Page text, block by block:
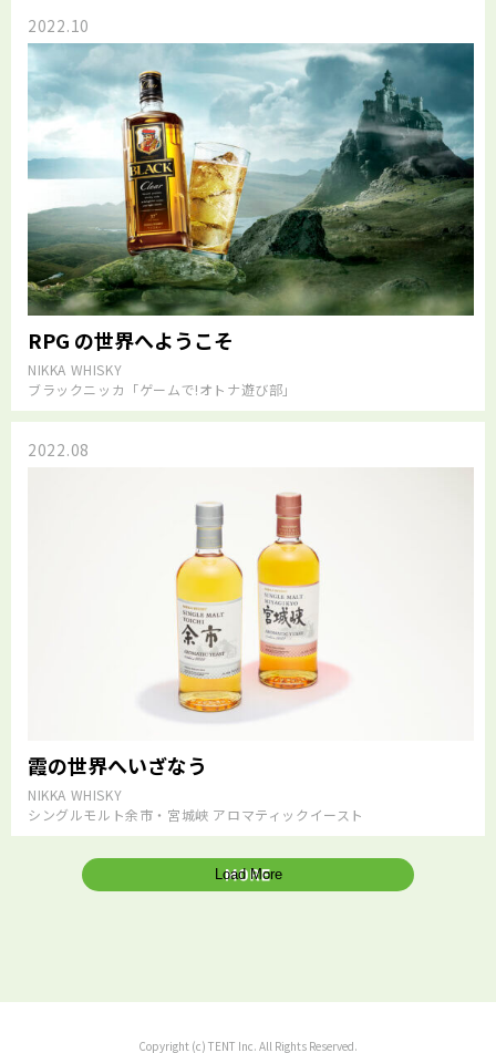
2022.10
RPG の世界へようこそ
NIKKA WHISKY
ブラックニッカ「ゲームで!オトナ遊び部」
2022.08
霞の世界へいざなう
NIKKA WHISKY
シングルモルト余市・宮城峡 アロマティックイースト
Load More
Copyright (c) TENT Inc. All Rights Reserved.